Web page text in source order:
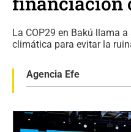
La COP29 en Bakú llama
climática para evitar la
Agencia Efe